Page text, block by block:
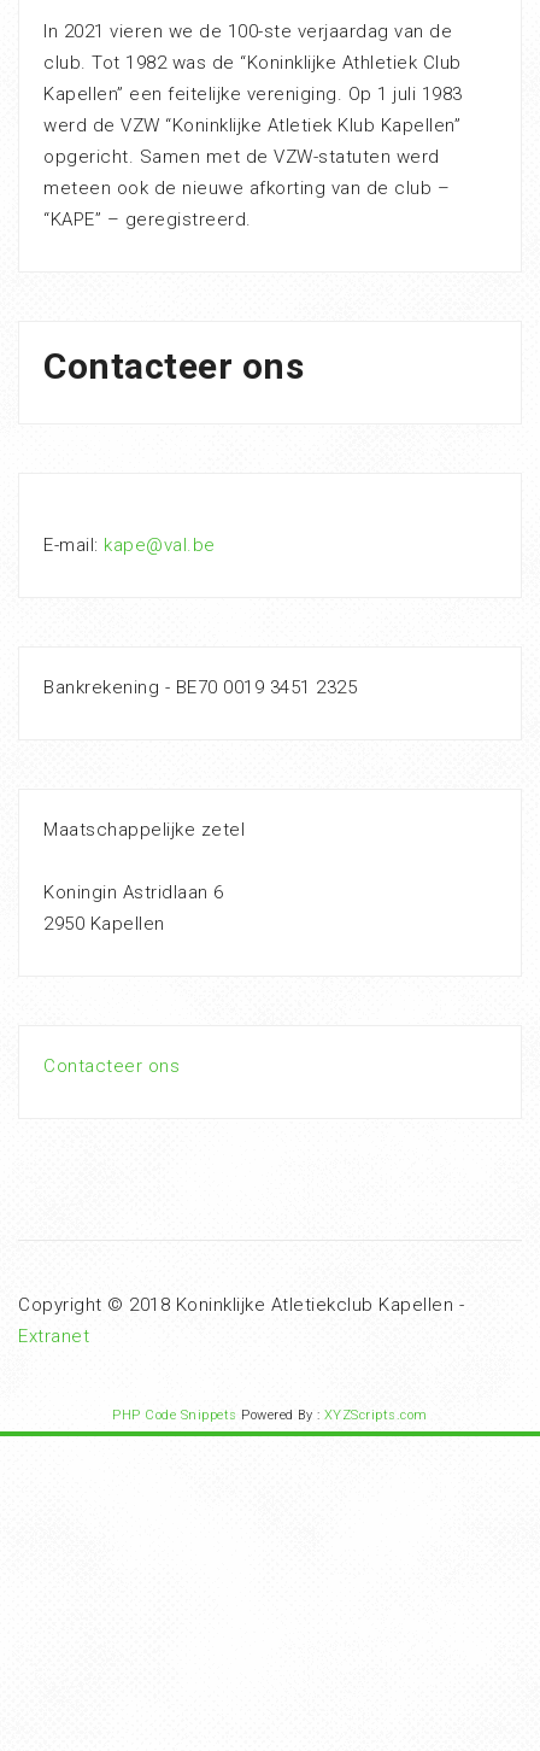
In 2021 vieren we de 100-ste verjaardag van de
club. Tot 1982 was de “Koninklijke Athletiek Club
Kapellen” een feitelijke vereniging. Op 1 juli 1983
werd de VZW “Koninklijke Atletiek Klub Kapellen”
opgericht. Samen met de VZW-statuten werd
meteen ook de nieuwe afkorting van de club –
“KAPE” – geregistreerd.
Contacteer ons
E-mail: kape@val.be
Bankrekening - BE70 0019 3451 2325
Maatschappelijke zetel
Koningin Astridlaan 6
2950 Kapellen
Contacteer ons
Copyright © 2018 Koninklijke Atletiekclub Kapellen -
Extranet
PHP Code Snippets Powered By : XYZScripts.com